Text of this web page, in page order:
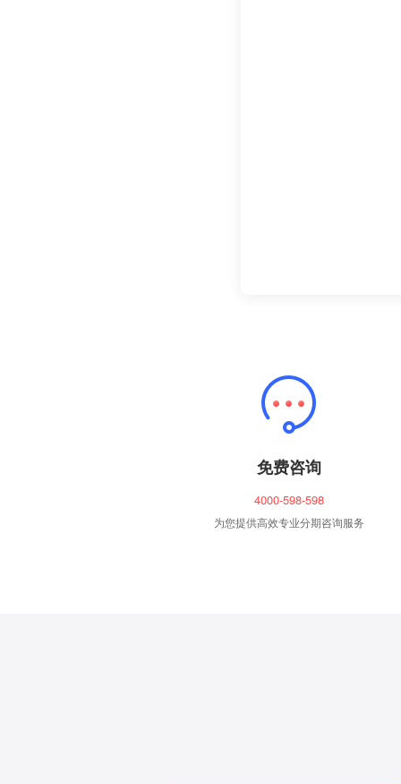
免费咨询
4000-598-598
为您提供高效专业分期咨询服务